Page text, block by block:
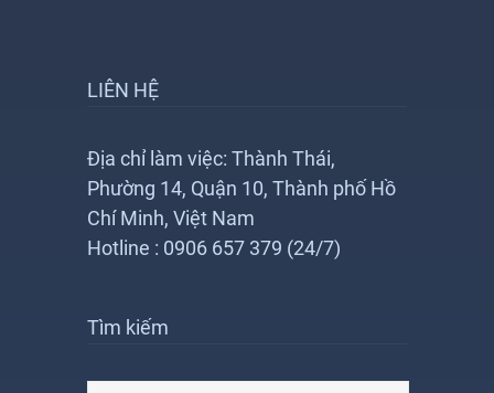
LIÊN HỆ
Địa chỉ làm việc: Thành Thái,
Phường 14, Quận 10, Thành phố Hồ
Chí Minh, Việt Nam
Hotline : 0906 657 379 (24/7)
Tìm kiếm